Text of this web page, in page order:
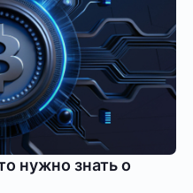
нужно знать о